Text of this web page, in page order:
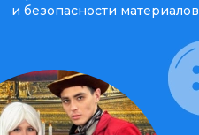
и безопасности материалов